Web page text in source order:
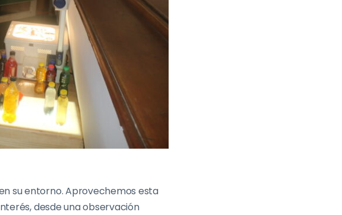
su entorno. Aprovechemos esta
, desde una observación